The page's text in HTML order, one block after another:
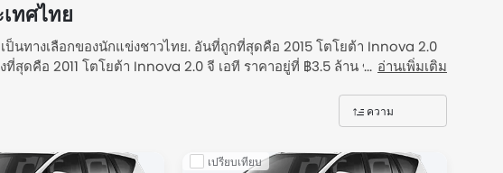
ทศไทย
นทางเลือกของนักแข่งชาวไทย. อันที่ถูกที่สุดคือ 2015 โตโยต้า Innova 2.0
ดคือ 2011 โตโยต้า Innova 2.0 จี เอที ราคาอยู่ที่ ฿3.5 ล้าน ขับเคลื่อน
อ่านเพิ่มเติม
ความ
เปรียบเทียบ